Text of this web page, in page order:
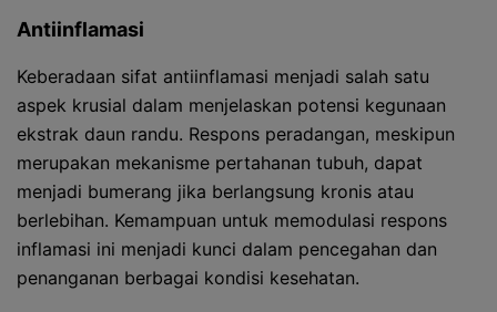
Antiinflamasi
Keberadaan sifat antiinflamasi menjadi salah satu
aspek krusial dalam menjelaskan potensi kegunaan
ekstrak daun randu. Respons peradangan, meskipun
merupakan mekanisme pertahanan tubuh, dapat
menjadi bumerang jika berlangsung kronis atau
berlebihan. Kemampuan untuk memodulasi respons
inflamasi ini menjadi kunci dalam pencegahan dan
penanganan berbagai kondisi kesehatan.